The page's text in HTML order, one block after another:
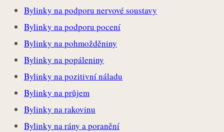
Bylinky na podporu nervové soustavy
Bylinky na podporu pocení
Bylinky na pohmožděniny
Bylinky na popáleniny
Bylinky na pozitivní náladu
Bylinky na průjem
Bylinky na rakovinu
Bylinky na rány a poranění